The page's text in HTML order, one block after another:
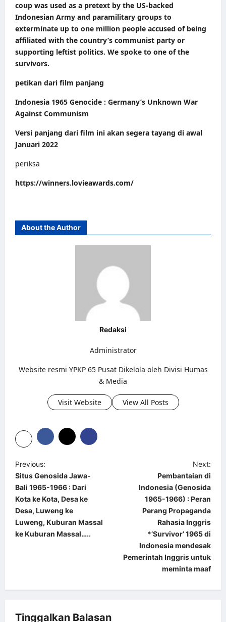
coup was used as a pretext by the US-backed
Indonesian Army and paramilitary groups to
exterminate up to one million people accused of being
affiliated with the country’s communist party or
supporting leftist politics. We spoke to one of the
survivors.
petikan dari film panjang
Indonesia 1965 Genocide : Germany’s Unknown War
Against Communism
Versi panjang dari film ini akan segera tayang di awal
Januari 2022
periksa
https://winners.lovieawards.com/
About the Author
Redaksi
Administrator
Website resmi YPKP 65 Pusat Dikelola oleh Divisi Humas
& Media
Visit Website View All Posts
P
o
s
t
n
g
Previous:
Situs Genosida Jawa-
Bali 1965-1966 : Dari
Kota ke Kota, Desa ke
Desa, Luweng ke
Luweng, Kuburan Massal
ke Kuburan Massal…..
Next:
Pembantaian di
Indonesia (Genosida
1965-1966) : Peran
Perang Propaganda
Rahasia Inggris
*’Survivor’ 1965 di
Indonesia mendesak
Pemerintah Inggris untuk
meminta maaf
Tinggalkan Balasan